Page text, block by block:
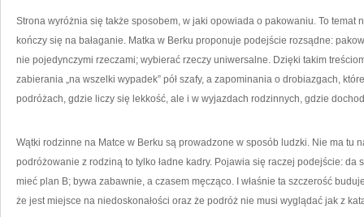
Strona wyróżnia się także sposobem, w jaki opowiada o pakowaniu. To temat
kończy się na bałaganie. Matka w Berku proponuje podejście rozsądne:
nie pojedynczymi rzeczami; wybierać rzeczy uniwersalne. Dzięki takim
zabierania „na wszelki wypadek” pół szafy, a zapominania o drobiazgach,
podróżach, gdzie liczy się lekkość, ale i w wyjazdach rodzinnych, gdzie
Wątki rodzinne na Matce w Berku są prowadzone w sposób ludzki. Nie ma tu
podróżowanie z rodziną to tylko ładne kadry. Pojawia się raczej podejście: da
mieć plan B; bywa zabawnie, a czasem męcząco. I właśnie ta szczerość
że jest miejsce na niedoskonałości oraz że podróż nie musi wyglądać jak z